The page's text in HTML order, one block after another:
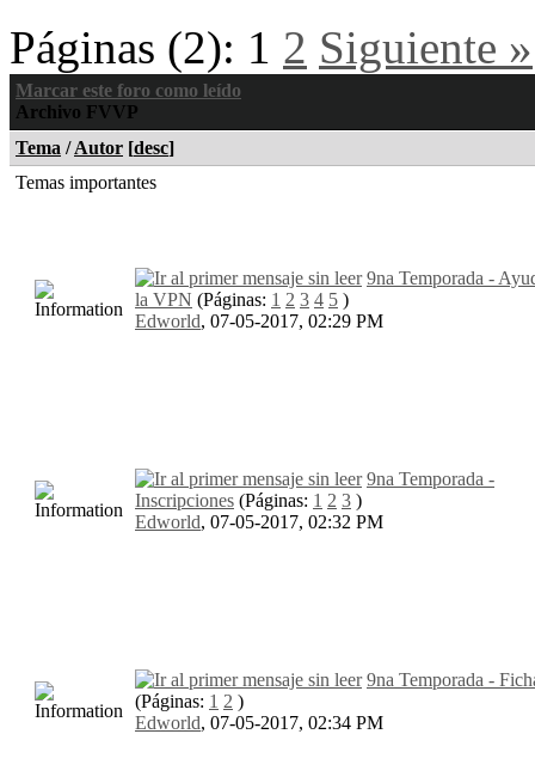
Páginas (2): 1 2 Siguiente »
Marcar este foro como leído
Archivo FVVP
Tema /Autor [desc]
Temas importantes
9na Temporada -
la VPN (Páginas: 1 2 3 4 5 )
Edworld, 07-05-2017, 02:29 PM
9na Temporada -
Inscripciones (Páginas: 1 2 3 )
Edworld, 07-05-2017, 02:32 PM
9na Temporada -
(Páginas: 1 2 )
Edworld, 07-05-2017, 02:34 PM